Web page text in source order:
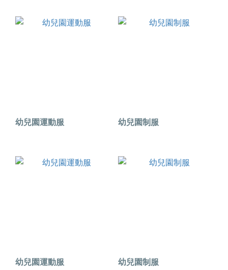
幼兒園運動服 幼兒園制服
幼兒園運動服 幼兒園制服